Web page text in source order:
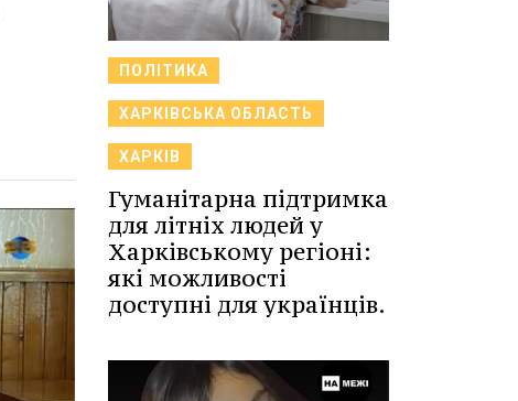
ПОЛІТИКА
ХАРКІВСЬКА ОБЛАСТЬ
ХАРКІВ
Гуманітарна підтримка
для літніх людей у
Харківському регіоні:
які можливості
доступні для українців.